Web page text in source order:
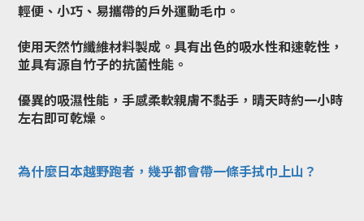
輕便、小巧、易攜帶的戶外運動毛巾。
使用天然竹纖維材料製成。具有出色的吸水性和速乾性，
並具有源自竹子的抗菌性能。
優異的吸濕性能，手感柔軟親膚不黏手，晴天時約一小時
左右即可乾燥。
為什麼日本越野跑者，幾乎都會帶一條手拭巾上山？